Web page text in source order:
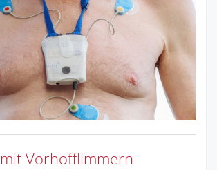
Vorhofflimmern